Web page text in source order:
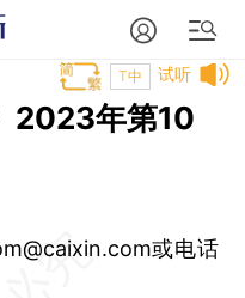
试听
T中
2023年第10
或电话